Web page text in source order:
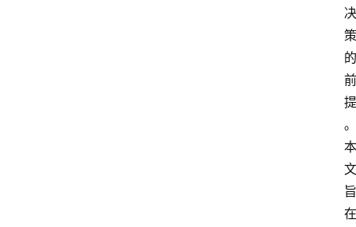
决
策
的
前
提
。
本
文
旨
在